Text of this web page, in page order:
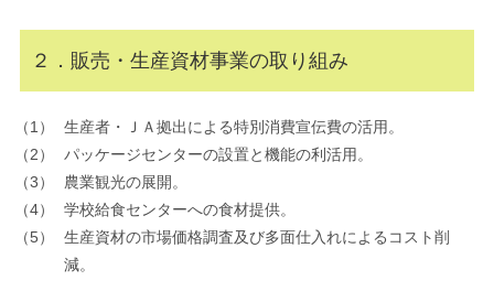
２．販売・生産資材事業の取り組み
生産者・ＪＡ拠出による特別消費宣伝費の活用。
パッケージセンターの設置と機能の利活用。
農業観光の展開。
学校給食センターへの食材提供。
生産資材の市場価格調査及び多面仕入れによるコスト削
減。